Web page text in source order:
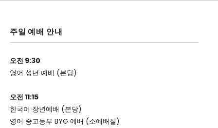
주일 예배 안내
오전 9:30
영어 성년 예배 (본당)
오전 11:15
한국어 장년예배 (본당)
영어 중고등부 BYG 예배 (소예배실)